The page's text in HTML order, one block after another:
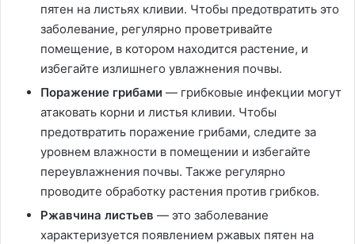
пятен на листьях кливии. Чтобы предотвратить это
заболевание, регулярно проветривайте
помещение, в котором находится растение, и
избегайте излишнего увлажнения почвы.
Поражение грибами — грибковые инфекции могут
атаковать корни и листья кливии. Чтобы
предотвратить поражение грибами, следите за
уровнем влажности в помещении и избегайте
переувлажнения почвы. Также регулярно
проводите обработку растения против грибков.
Ржавчина листьев — это заболевание
характеризуется появлением ржавых пятен на